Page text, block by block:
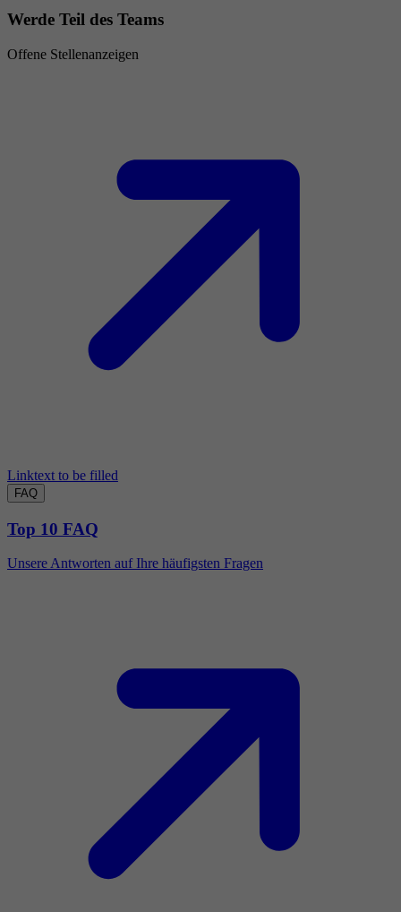
Werde Teil des Teams
Offene Stellenanzeigen
Linktext to be filled
FAQ
Top 10 FAQ
Unsere Antworten auf Ihre häufigsten Fragen